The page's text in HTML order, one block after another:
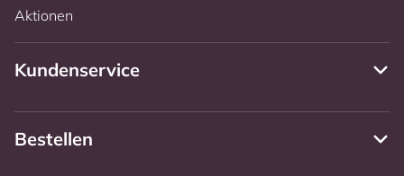
Aktionen
Kundenservice
Bestellen